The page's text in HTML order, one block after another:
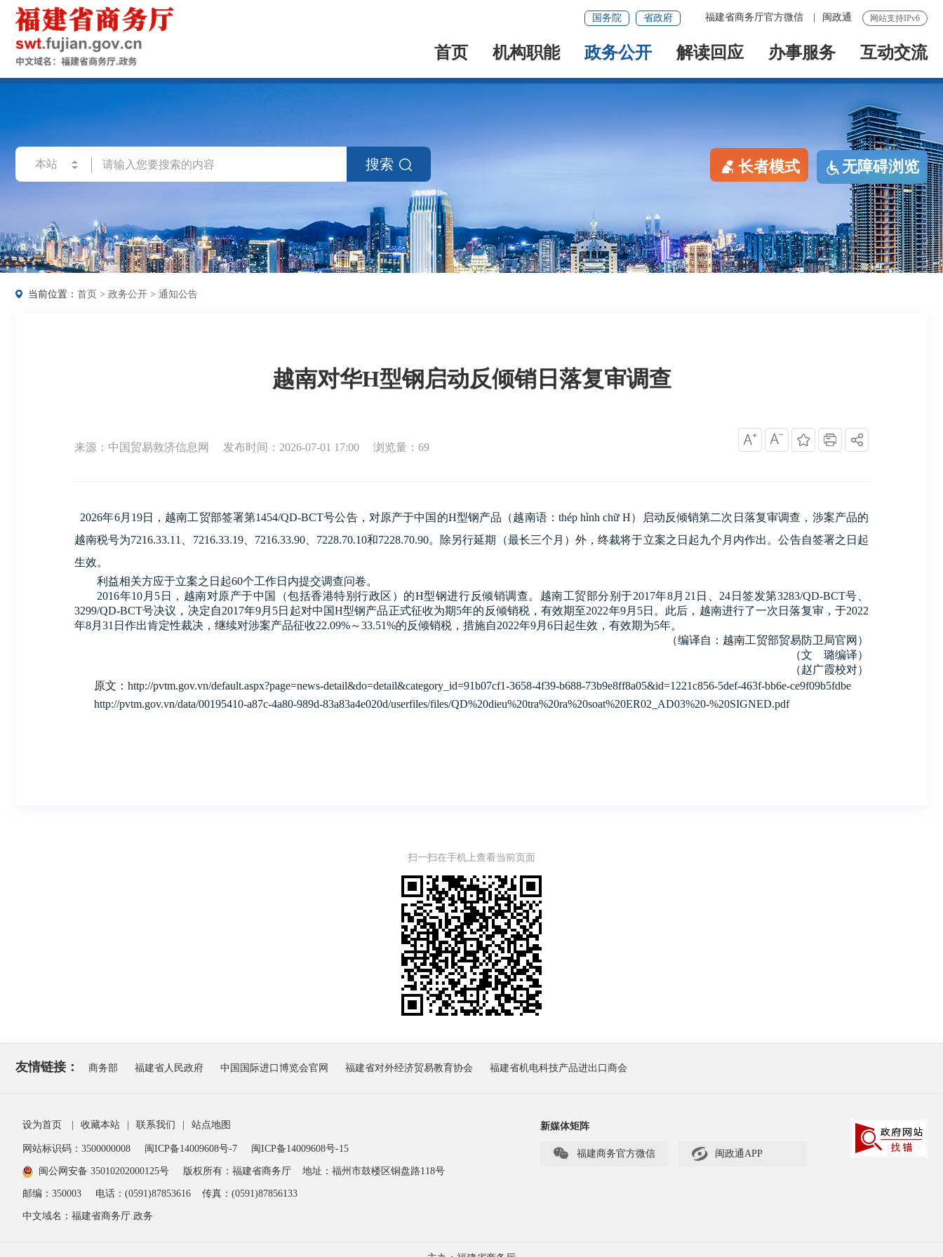
网站支持IPv6
福建省商务厅官方微信 闽政通
国务院 省政府
首页 机构职能 政务公开 解读回应 办事服务 互动交流
搜索 长者模式 无障碍浏览
当前位置： 首页 > 政务公开 > 通知公告
越南对华H型钢启动反倾销日落复审调查
来源：中国贸易救济信息网 发布时间：2026-07-01 17:00 浏览量：69
2026年6月19日，越南工贸部签署第1454/QD-BCT号公告，对原产于中国的H型钢产品（越南语：thép hình chữ H）启动反倾销第二次日落复审调查，涉案产品的
越南税号为7216.33.11、7216.33.19、7216.33.90、7228.70.10和7228.70.90。除另行延期（最长三个月）外，终裁将于立案之日起九个月内作出。公告自签署之日起
生效。
利益相关方应于立案之日起60个工作日内提交调查问卷。
2016年10月5日，越南对原产于中国（包括香港特别行政区）的H型钢进行反倾销调查。越南工贸部分别于2017年8月21日、24日签发第3283/QD-BCT号、
3299/QD-BCT号决议，决定自2017年9月5日起对中国H型钢产品正式征收为期5年的反倾销税，有效期至2022年9月5日。此后，越南进行了一次日落复审，于2022
年8月31日作出肯定性裁决，继续对涉案产品征收22.09%～33.51%的反倾销税，措施自2022年9月6日起生效，有效期为5年。
（编译自：越南工贸部贸易防卫局官网）
（文 璐编译）
（赵广霞校对）
原文：http://pvtm.gov.vn/default.aspx?page=news-detail&do=detail&category_id=91b07cf1-3658-4f39-b688-73b9e8ff8a05&id=1221c856-5def-463f-bb6e-ce9f09b5fdbe
http://pvtm.gov.vn/data/00195410-a87c-4a80-989d-83a83a4e020d/userfiles/files/QD%20dieu%20tra%20ra%20soat%20ER02_AD03%20-%20SIGNED.pdf
扫一扫在手机上查看当前页面
友情链接： 商务部 福建省人民政府 中国国际进口博览会官网 福建省对外经济贸易教育协会 福建省机电科技产品进出口商会
设为首页 收藏本站 联系我们 站点地图
网站标识码：3500000008 闽ICP备14009608号-7 闽ICP备14009608号-15
闽公网安备 35010202000125号 版权所有：福建省商务厅 地址：福州市鼓楼区铜盘路118号
邮编：350003 电话：(0591)87853616 传真：(0591)87856133
中文域名：福建省商务厅.政务
新媒体矩阵
 福建商务官方微信  闽政通APP